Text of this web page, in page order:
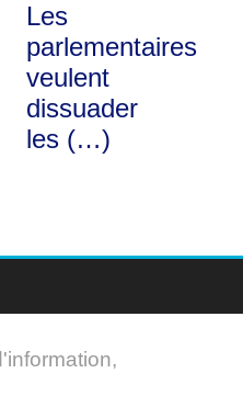
Les
parlementaires
veulent
dissuader
les (…)